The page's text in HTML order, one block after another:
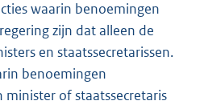
waarin benoemingen
zijn dat alleen de
en staatssecretarissen.
benoemingen
of staatssecretaris